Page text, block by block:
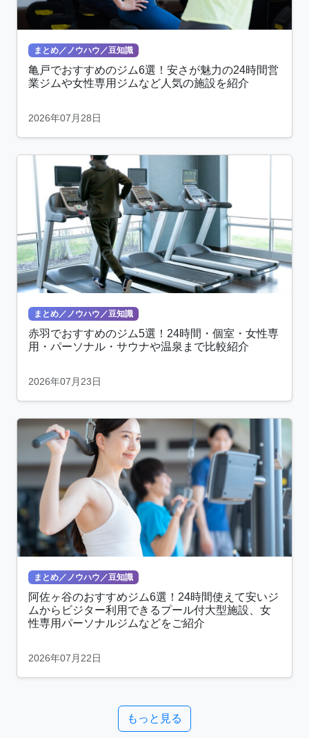
まとめ／ノウハウ／豆知識
亀戸でおすすめのジム6選！安さが魅力の24時間営
業ジムや女性専用ジムなど人気の施設を紹介
2026年07月28日
まとめ／ノウハウ／豆知識
赤羽でおすすめのジム5選！24時間・個室・女性専
用・パーソナル・サウナや温泉まで比較紹介
2026年07月23日
まとめ／ノウハウ／豆知識
阿佐ヶ谷のおすすめジム6選！24時間使えて安いジ
ムからビジター利用できるプール付大型施設、女
性専用パーソナルジムなどをご紹介
2026年07月22日
もっと見る